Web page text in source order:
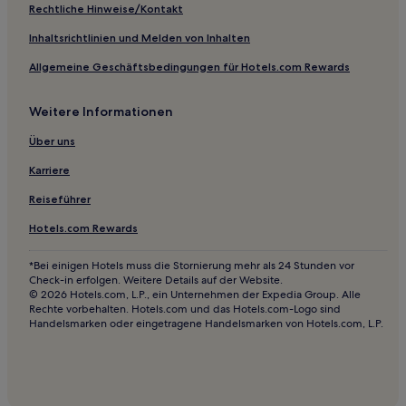
La Mina: Hotels
La Ñora: Hotels
El Palmar: Hotels
Los Alcázares Hotels
Casa Blanca Hotels
Jerónimo y Avileses y Balsicas de Arriba: Hotels
Nonduermas: Hotels
Hotels nahe Stierkampfarena Cartagena
Campo de Cartagena y Mar Menor: Hotels
Los Garres y Lages: Hotels
Hotels nahe Calnegre Strand
La Arboleja: Hotels
Rechtliche Hinweise/Kontakt
Inhaltsrichtlinien und Melden von Inhalten
Allgemeine Geschäftsbedingungen für Hotels.com Rewards
Weitere Informationen
Über uns
Karriere
Reiseführer
Hotels.com Rewards
*Bei einigen Hotels muss die Stornierung mehr als 24 Stunden vor
Check-in erfolgen. Weitere Details auf der Website.
© 2026 Hotels.com, L.P., ein Unternehmen der Expedia Group. Alle
Rechte vorbehalten. Hotels.com und das Hotels.com-Logo sind
Handelsmarken oder eingetragene Handelsmarken von Hotels.com, L.P.